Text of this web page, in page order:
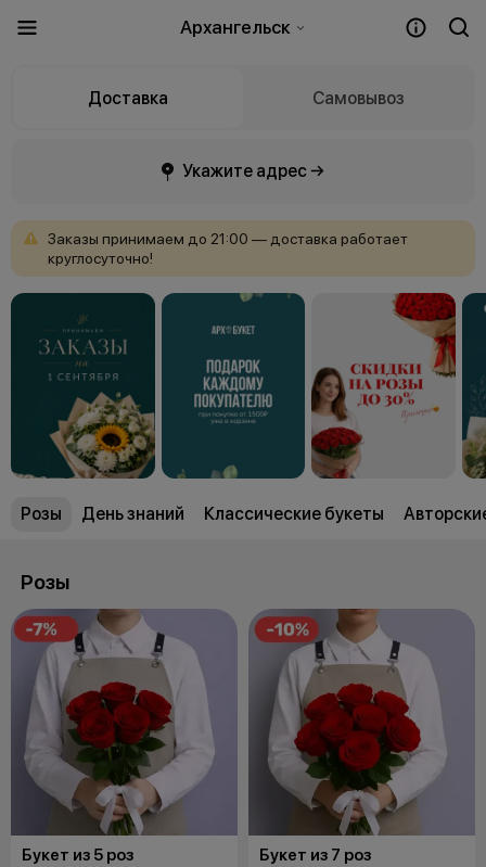
Архангельск
Доставка Самовывоз
Укажите адрес →
Заказы принимаем до 21:00 — доставка работает
круглосуточно!
Розы День знаний Классические букеты
Розы
Букет из 5 роз Букет из 7 роз